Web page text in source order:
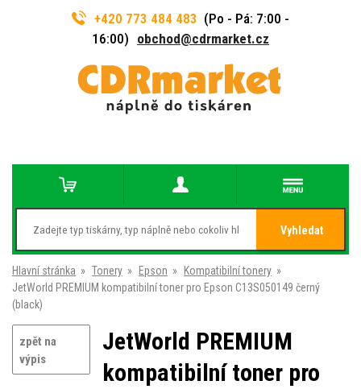
+420 773 484 483 (Po - Pá: 7:00 -
16:00) obchod@cdrmarket.cz
Vyhledat
Hlavní stránka » Tonery » Epson » Kompatibilní tonery »
JetWorld PREMIUM kompatibilní toner pro Epson C13S050149 černý
(black)
zpět na
výpis
JetWorld PREMIUM
kompatibilní toner pro